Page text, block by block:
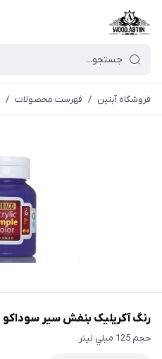
فروشگاه آبتین / فهرست محصولات /
رنگ آکریلیک بنفش سیر سوداکو
حجم 125 ميلي ليتر